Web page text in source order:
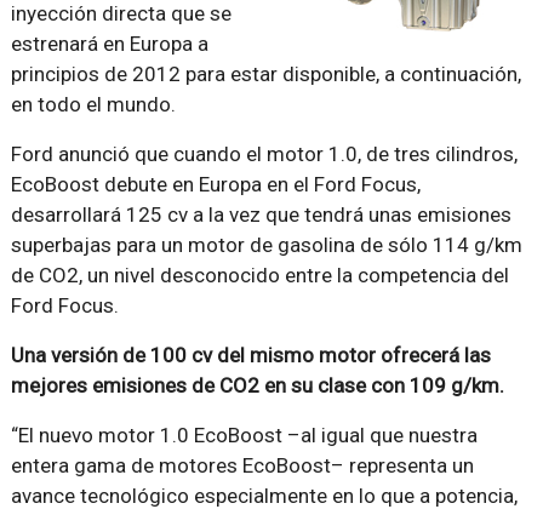
inyección directa que se
estrenará en Europa a
principios de 2012 para estar disponible, a continuación,
en todo el mundo.
Ford anunció que cuando el motor 1.0, de tres cilindros,
EcoBoost debute en Europa en el Ford Focus,
desarrollará 125 cv a la vez que tendrá unas emisiones
superbajas para un motor de gasolina de sólo 114 g/km
de CO2, un nivel desconocido entre la competencia del
Ford Focus.
Una versión de 100 cv del mismo motor ofrecerá las
mejores emisiones de CO2 en su clase con 109 g/km.
“El nuevo motor 1.0 EcoBoost –al igual que nuestra
entera gama de motores EcoBoost– representa un
avance tecnológico especialmente en lo que a potencia,